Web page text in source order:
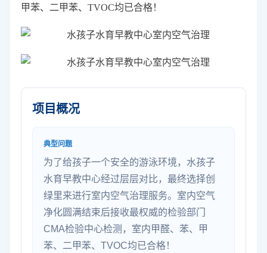
甲苯、二甲苯、TVOC均已合格！
项目概况
典型问题
为了给孩子一个安全的游泳环境，水孩子
水育早教中心经过层层对比，最终选择创
绿里来进行室内空气治理服务。室内空气
净化圆满结束后接收最权威的检验部门
CMA检验中心检测，室内甲醛、苯、甲
苯、二甲苯、TVOC均已合格！